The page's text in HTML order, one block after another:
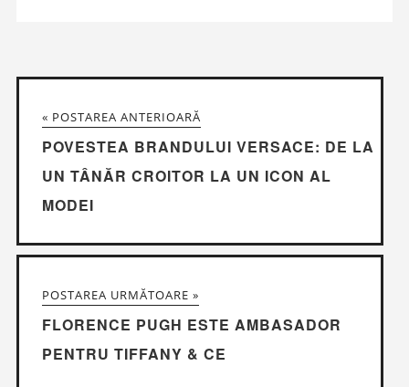
« POSTAREA ANTERIOARĂ
POVESTEA BRANDULUI VERSACE: DE LA
UN TÂNĂR CROITOR LA UN ICON AL
MODEI
POSTAREA URMĂTOARE »
FLORENCE PUGH ESTE AMBASADOR
PENTRU TIFFANY & CE